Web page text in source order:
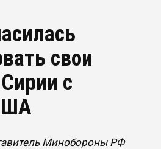
свои
с
Минобороны РФ